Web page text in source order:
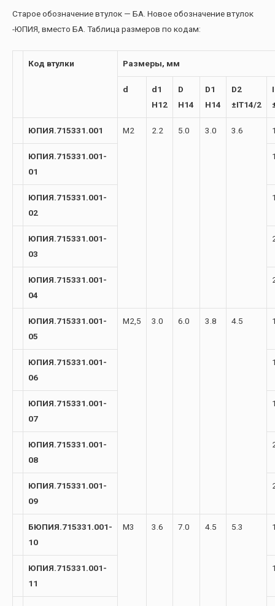
Старое обозначение втулок — БА. Новое обозначение втулок
-ЮПИЯ, вместо БА. Таблица размеров по кодам:
Код втулки Размеры, мм
d
d1
H12
D
H14
D1
H14
D2
±IT14/2
I
ЮПИЯ.715331.001 М2 2.2 5.0 3.0 3.6
ЮПИЯ.715331.001-
01
ЮПИЯ.715331.001-
02
ЮПИЯ.715331.001-
03
ЮПИЯ.715331.001-
04
ЮПИЯ.715331.001-
05
М2,5 3.0 6.0 3.8 4.5
ЮПИЯ.715331.001-
06
ЮПИЯ.715331.001-
07
ЮПИЯ.715331.001-
08
ЮПИЯ.715331.001-
09
БЮПИЯ.715331.001-
10
М3 3.6 7.0 4.5 5.3
ЮПИЯ.715331.001-
11